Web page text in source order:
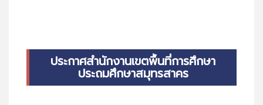
ประกาศสำนักงานเขตพื้นที่การศึกษา
ประถมศึกษาสมุทรสาคร